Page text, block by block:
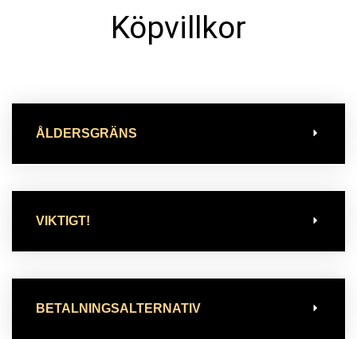
Köpvillkor
ÅLDERSGRÄNS
VIKTIGT!
BETALNINGSALTERNATIV